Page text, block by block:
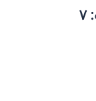
الذكاء الاصطناعي في المشتريات: ٧